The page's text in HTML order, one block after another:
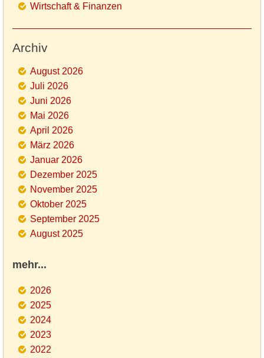
Wirtschaft & Finanzen
Archiv
August 2026
Juli 2026
Juni 2026
Mai 2026
April 2026
März 2026
Januar 2026
Dezember 2025
November 2025
Oktober 2025
September 2025
August 2025
mehr...
2026
2025
2024
2023
2022